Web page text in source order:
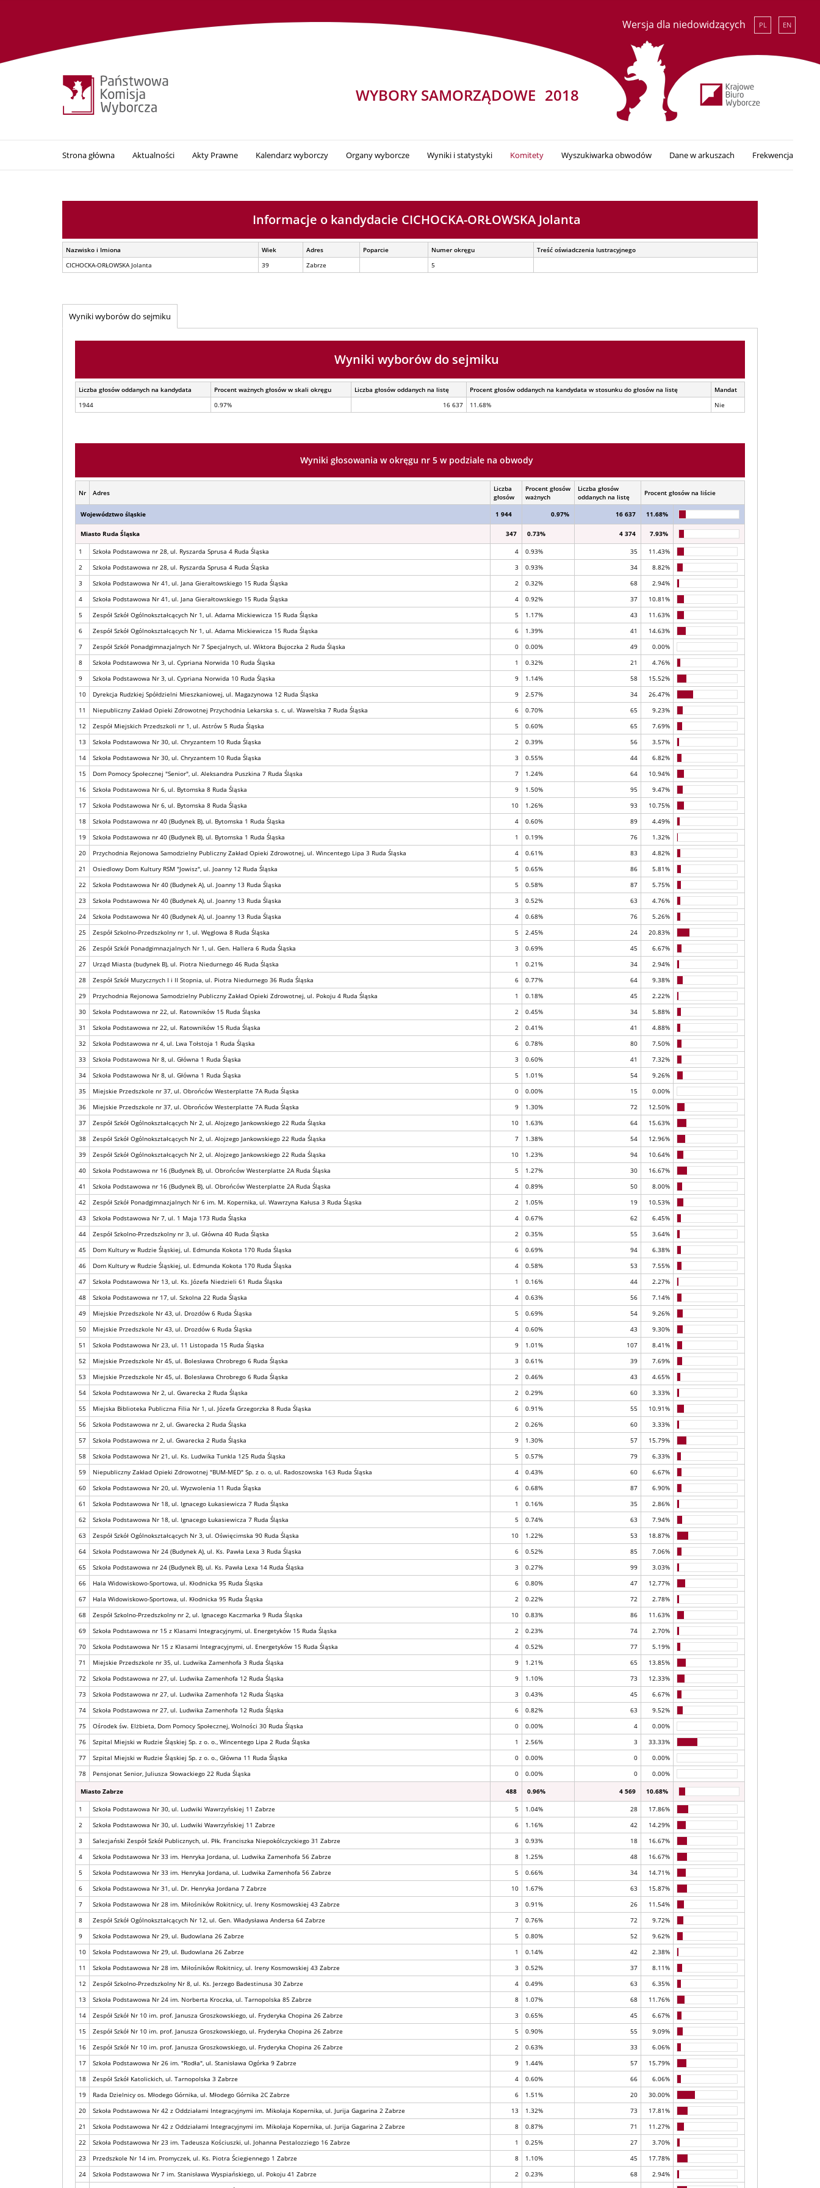
Wersja dla niedowidzących PL EN
WYBORY SAMORZĄDOWE 2018
Strona główna Aktualności Akty Prawne Kalendarz wyborczy Organy wyborcze Wyniki i statystyki Komitety Wyszukiwarka obwodów Dane w arkuszach Frekwencja
Informacje o kandydacie CICHOCKA-ORŁOWSKA Jolanta
Nazwisko i Imiona Wiek Adres Poparcie Numer okręgu
Treść oświadczenia lustracyjnego
CICHOCKA-ORŁOWSKA Jolanta
39 Zabrze 5
Wyniki wyborów do sejmiku
Wyniki wyborów do sejmiku
Liczba głosów oddanych na kandydata Procent ważnych głosów w skali okręgu Liczba głosów oddanych na listę Procent głosów oddanych na kandydata w stosunku do głosów na listę
Mandat
1944
0.97% 16 637 11.68% Nie
Wyniki głosowania w okręgu nr 5 w podziale na obwody
Nr Adres
Liczba
głosów
Procent głosów
ważnych
Liczba głosów
oddanych na listę
Procent głosów na liście
Województwo śląskie 1 944 0.97% 16 637 11.68%
Miasto Ruda Śląska 347 0.73% 4 374 7.93%
1 Szkoła Podstawowa nr 28, ul. Ryszarda Sprusa 4 Ruda Śląska 4 0.93% 35
11.43%
2
Szkoła Podstawowa nr 28, ul. Ryszarda Sprusa 4 Ruda Śląska 3 0.93% 34
8.82%
3
Szkoła Podstawowa Nr 41, ul. Jana Gierałtowskiego 15 Ruda Śląska 2 0.32% 68
2.94%
4
Szkoła Podstawowa Nr 41, ul. Jana Gierałtowskiego 15 Ruda Śląska 4 0.92% 37
10.81%
5
Zespół Szkół Ogólnokształcących Nr 1, ul. Adama Mickiewicza 15 Ruda Śląska 5 1.17% 43
11.63%
6
Zespół Szkół Ogólnokształcących Nr 1, ul. Adama Mickiewicza 15 Ruda Śląska 6 1.39% 41
14.63%
7
Zespół Szkół Ponadgimnazjalnych Nr 7 Specjalnych, ul. Wiktora Bujoczka 2 Ruda Śląska 0 0.00% 49
0.00%
8
Szkoła Podstawowa Nr 3, ul. Cypriana Norwida 10 Ruda Śląska 1 0.32% 21
4.76%
9
Szkoła Podstawowa Nr 3, ul. Cypriana Norwida 10 Ruda Śląska 9 1.14% 58
15.52%
10
Dyrekcja Rudzkiej Spółdzielni Mieszkaniowej, ul. Magazynowa 12 Ruda Śląska 9 2.57% 34
26.47%
11
Niepubliczny Zakład Opieki Zdrowotnej Przychodnia Lekarska s. c, ul. Wawelska 7 Ruda Śląska 6 0.70% 65
9.23%
12
Zespół Miejskich Przedszkoli nr 1, ul. Astrów 5 Ruda Śląska 5 0.60% 65
7.69%
13
Szkoła Podstawowa Nr 30, ul. Chryzantem 10 Ruda Śląska 2 0.39% 56
3.57%
14
Szkoła Podstawowa Nr 30, ul. Chryzantem 10 Ruda Śląska 3 0.55% 44
6.82%
15
Dom Pomocy Społecznej "Senior", ul. Aleksandra Puszkina 7 Ruda Śląska 7 1.24% 64
10.94%
16
Szkoła Podstawowa Nr 6, ul. Bytomska 8 Ruda Śląska 9 1.50% 95
9.47%
17
Szkoła Podstawowa Nr 6, ul. Bytomska 8 Ruda Śląska 10 1.26% 93
10.75%
18
Szkoła Podstawowa nr 40 (Budynek B), ul. Bytomska 1 Ruda Śląska 4 0.60% 89
4.49%
19
Szkoła Podstawowa nr 40 (Budynek B), ul. Bytomska 1 Ruda Śląska 1 0.19% 76
1.32%
20
Przychodnia Rejonowa Samodzielny Publiczny Zakład Opieki Zdrowotnej, ul. Wincentego Lipa 3 Ruda Śląska 4 0.61% 83
4.82%
21
Osiedlowy Dom Kultury RSM "Jowisz", ul. Joanny 12 Ruda Śląska 5 0.65% 86
5.81%
22
Szkoła Podstawowa Nr 40 (Budynek A), ul. Joanny 13 Ruda Śląska 5 0.58% 87
5.75%
23
Szkoła Podstawowa Nr 40 (Budynek A), ul. Joanny 13 Ruda Śląska 3 0.52% 63
4.76%
24
Szkoła Podstawowa Nr 40 (Budynek A), ul. Joanny 13 Ruda Śląska 4 0.68% 76
5.26%
25
Zespół Szkolno-Przedszkolny nr 1, ul. Węglowa 8 Ruda Śląska 5 2.45% 24
20.83%
26
Zespół Szkół Ponadgimnazjalnych Nr 1, ul. Gen. Hallera 6 Ruda Śląska 3 0.69% 45
6.67%
27
Urząd Miasta (budynek B), ul. Piotra Niedurnego 46 Ruda Śląska 1 0.21% 34
2.94%
28
Zespół Szkół Muzycznych I i II Stopnia, ul. Piotra Niedurnego 36 Ruda Śląska 6 0.77% 64
9.38%
29
Przychodnia Rejonowa Samodzielny Publiczny Zakład Opieki Zdrowotnej, ul. Pokoju 4 Ruda Śląska 1 0.18% 45
2.22%
30
Szkoła Podstawowa nr 22, ul. Ratowników 15 Ruda Śląska 2 0.45% 34
5.88%
31
Szkoła Podstawowa nr 22, ul. Ratowników 15 Ruda Śląska 2 0.41% 41
4.88%
32
Szkoła Podstawowa nr 4, ul. Lwa Tołstoja 1 Ruda Śląska 6 0.78% 80
7.50%
33
Szkoła Podstawowa Nr 8, ul. Główna 1 Ruda Śląska 3 0.60% 41
7.32%
34
Szkoła Podstawowa Nr 8, ul. Główna 1 Ruda Śląska 5 1.01% 54
9.26%
35
Miejskie Przedszkole nr 37, ul. Obrońców Westerplatte 7A Ruda Śląska 0 0.00% 15
0.00%
36
Miejskie Przedszkole nr 37, ul. Obrońców Westerplatte 7A Ruda Śląska 9 1.30% 72
12.50%
37
Zespół Szkół Ogólnokształcących Nr 2, ul. Alojzego Jankowskiego 22 Ruda Śląska 10 1.63% 64
15.63%
38
Zespół Szkół Ogólnokształcących Nr 2, ul. Alojzego Jankowskiego 22 Ruda Śląska 7 1.38% 54
12.96%
39
Zespół Szkół Ogólnokształcących Nr 2, ul. Alojzego Jankowskiego 22 Ruda Śląska 10 1.23% 94
10.64%
40
Szkoła Podstawowa nr 16 (Budynek B), ul. Obrońców Westerplatte 2A Ruda Śląska 5 1.27% 30
16.67%
41
Szkoła Podstawowa nr 16 (Budynek B), ul. Obrońców Westerplatte 2A Ruda Śląska 4 0.89% 50
8.00%
42
Zespół Szkół Ponadgimnazjalnych Nr 6 im. M. Kopernika, ul. Wawrzyna Kałusa 3 Ruda Śląska 2 1.05% 19
10.53%
43
Szkoła Podstawowa Nr 7, ul. 1 Maja 173 Ruda Śląska 4 0.67% 62
6.45%
44
Zespół Szkolno-Przedszkolny nr 3, ul. Główna 40 Ruda Śląska 2 0.35% 55
3.64%
45
Dom Kultury w Rudzie Śląskiej, ul. Edmunda Kokota 170 Ruda Śląska 6 0.69% 94
6.38%
46
Dom Kultury w Rudzie Śląskiej, ul. Edmunda Kokota 170 Ruda Śląska 4 0.58% 53
7.55%
47
Szkoła Podstawowa Nr 13, ul. Ks. Józefa Niedzieli 61 Ruda Śląska 1 0.16% 44
2.27%
48
Szkoła Podstawowa nr 17, ul. Szkolna 22 Ruda Śląska 4 0.63% 56
7.14%
49
Miejskie Przedszkole Nr 43, ul. Drozdów 6 Ruda Śląska 5 0.69% 54
9.26%
50
Miejskie Przedszkole Nr 43, ul. Drozdów 6 Ruda Śląska 4 0.60% 43
9.30%
51
Szkoła Podstawowa Nr 23, ul. 11 Listopada 15 Ruda Śląska 9 1.01% 107
8.41%
52
Miejskie Przedszkole Nr 45, ul. Bolesława Chrobrego 6 Ruda Śląska 3 0.61% 39
7.69%
53
Miejskie Przedszkole Nr 45, ul. Bolesława Chrobrego 6 Ruda Śląska 2 0.46% 43
4.65%
54
Szkoła Podstawowa Nr 2, ul. Gwarecka 2 Ruda Śląska 2 0.29% 60
3.33%
55
Miejska Biblioteka Publiczna Filia Nr 1, ul. Józefa Grzegorzka 8 Ruda Śląska 6 0.91% 55
10.91%
56
Szkoła Podstawowa nr 2, ul. Gwarecka 2 Ruda Śląska 2 0.26% 60
3.33%
57
Szkoła Podstawowa nr 2, ul. Gwarecka 2 Ruda Śląska 9 1.30% 57
15.79%
58
Szkoła Podstawowa Nr 21, ul. Ks. Ludwika Tunkla 125 Ruda Śląska 5 0.57% 79
6.33%
59
Niepubliczny Zakład Opieki Zdrowotnej "BUM-MED" Sp. z o. o, ul. Radoszowska 163 Ruda Śląska 4 0.43% 60
6.67%
60
Szkoła Podstawowa Nr 20, ul. Wyzwolenia 11 Ruda Śląska 6 0.68% 87
6.90%
61
Szkoła Podstawowa Nr 18, ul. Ignacego Łukasiewicza 7 Ruda Śląska 1 0.16% 35
2.86%
62
Szkoła Podstawowa Nr 18, ul. Ignacego Łukasiewicza 7 Ruda Śląska 5 0.74% 63
7.94%
63
Zespół Szkół Ogólnokształcących Nr 3, ul. Oświęcimska 90 Ruda Śląska 10 1.22% 53
18.87%
64
Szkoła Podstawowa Nr 24 (Budynek A), ul. Ks. Pawła Lexa 3 Ruda Śląska 6 0.52% 85
7.06%
65
Szkoła Podstawowa nr 24 (Budynek B), ul. Ks. Pawła Lexa 14 Ruda Śląska 3 0.27% 99
3.03%
66
Hala Widowiskowo-Sportowa, ul. Kłodnicka 95 Ruda Śląska 6 0.80% 47
12.77%
67
Hala Widowiskowo-Sportowa, ul. Kłodnicka 95 Ruda Śląska 2 0.22% 72
2.78%
68
Zespół Szkolno-Przedszkolny nr 2, ul. Ignacego Kaczmarka 9 Ruda Śląska 10 0.83% 86
11.63%
69
Szkoła Podstawowa nr 15 z Klasami Integracyjnymi, ul. Energetyków 15 Ruda Śląska 2 0.23% 74
2.70%
70
Szkoła Podstawowa Nr 15 z Klasami Integracyjnymi, ul. Energetyków 15 Ruda Śląska 4 0.52% 77
5.19%
71
Miejskie Przedszkole nr 35, ul. Ludwika Zamenhofa 3 Ruda Śląska 9 1.21% 65
13.85%
72
Szkoła Podstawowa nr 27, ul. Ludwika Zamenhofa 12 Ruda Śląska 9 1.10% 73
12.33%
73
Szkoła Podstawowa nr 27, ul. Ludwika Zamenhofa 12 Ruda Śląska 3 0.43% 45
6.67%
74
Szkoła Podstawowa nr 27, ul. Ludwika Zamenhofa 12 Ruda Śląska 6 0.82% 63
9.52%
75
Ośrodek św. Elżbieta, Dom Pomocy Społecznej, Wolności 30 Ruda Śląska 0 0.00% 4
0.00%
76
Szpital Miejski w Rudzie Śląskiej Sp. z o. o., Wincentego Lipa 2 Ruda Śląska 1 2.56% 3
33.33%
77
Szpital Miejski w Rudzie Śląskiej Sp. z o. o., Główna 11 Ruda Śląska 0 0.00% 0
0.00%
78
Pensjonat Senior, Juliusza Słowackiego 22 Ruda Śląska 0 0.00% 0 0.00%
Miasto Zabrze 488 0.96% 4 569 10.68%
1 Szkoła Podstawowa Nr 30, ul. Ludwiki Wawrzyńskiej 11 Zabrze 5 1.04% 28
17.86%
2
Szkoła Podstawowa Nr 30, ul. Ludwiki Wawrzyńskiej 11 Zabrze 6 1.16% 42
14.29%
3
Salezjański Zespół Szkół Publicznych, ul. Płk. Franciszka Niepokólczyckiego 31 Zabrze 3 0.93% 18
16.67%
4
Szkoła Podstawowa Nr 33 im. Henryka Jordana, ul. Ludwika Zamenhofa 56 Zabrze 8 1.25% 48
16.67%
5
Szkoła Podstawowa Nr 33 im. Henryka Jordana, ul. Ludwika Zamenhofa 56 Zabrze 5 0.66% 34
14.71%
6
Szkoła Podstawowa Nr 31, ul. Dr. Henryka Jordana 7 Zabrze 10 1.67% 63
15.87%
7
Szkoła Podstawowa Nr 28 im. Miłośników Rokitnicy, ul. Ireny Kosmowskiej 43 Zabrze 3 0.91% 26
11.54%
8
Zespół Szkół Ogólnokształcących Nr 12, ul. Gen. Władysława Andersa 64 Zabrze 7 0.76% 72
9.72%
9
Szkoła Podstawowa Nr 29, ul. Budowlana 26 Zabrze 5 0.80% 52
9.62%
10
Szkoła Podstawowa Nr 29, ul. Budowlana 26 Zabrze 1 0.14% 42
2.38%
11
Szkoła Podstawowa Nr 28 im. Miłośników Rokitnicy, ul. Ireny Kosmowskiej 43 Zabrze 3 0.52% 37
8.11%
12
Zespół Szkolno-Przedszkolny Nr 8, ul. Ks. Jerzego Badestinusa 30 Zabrze 4 0.49% 63
6.35%
13
Szkoła Podstawowa Nr 24 im. Norberta Kroczka, ul. Tarnopolska 85 Zabrze 8 1.07% 68
11.76%
14
Zespół Szkół Nr 10 im. prof. Janusza Groszkowskiego, ul. Fryderyka Chopina 26 Zabrze 3 0.65% 45
6.67%
15
Zespół Szkół Nr 10 im. prof. Janusza Groszkowskiego, ul. Fryderyka Chopina 26 Zabrze 5 0.90% 55
9.09%
16
Zespół Szkół Nr 10 im. prof. Janusza Groszkowskiego, ul. Fryderyka Chopina 26 Zabrze 2 0.63% 33
6.06%
17
Szkoła Podstawowa Nr 26 im. "Rodła", ul. Stanisława Ogórka 9 Zabrze 9 1.44% 57
15.79%
18
Zespół Szkół Katolickich, ul. Tarnopolska 3 Zabrze 4 0.60% 66
6.06%
19
Rada Dzielnicy os. Młodego Górnika, ul. Młodego Górnika 2C Zabrze 6 1.51% 20
30.00%
20
Szkoła Podstawowa Nr 42 z Oddziałami Integracyjnymi im. Mikołaja Kopernika, ul. Jurija Gagarina 2 Zabrze 13 1.32% 73
17.81%
21
Szkoła Podstawowa Nr 42 z Oddziałami Integracyjnymi im. Mikołaja Kopernika, ul. Jurija Gagarina 2 Zabrze 8 0.87% 71
11.27%
22
Szkoła Podstawowa Nr 23 im. Tadeusza Kościuszki, ul. Johanna Pestalozziego 16 Zabrze 1 0.25% 27
3.70%
23
Przedszkole Nr 14 im. Promyczek, ul. Ks. Piotra Ściegiennego 1 Zabrze 8 1.10% 45
17.78%
24
Szkoła Podstawowa Nr 7 im. Stanisława Wyspiańskiego, ul. Pokoju 41 Zabrze 2 0.23% 68
2.94%